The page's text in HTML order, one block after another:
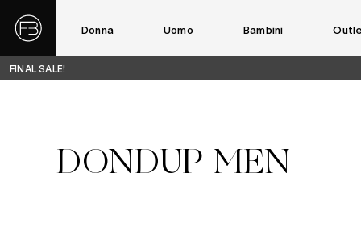
Donna Uomo Bambini
FINAL SALE!
DONDUP MEN